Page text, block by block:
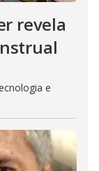
revela
e